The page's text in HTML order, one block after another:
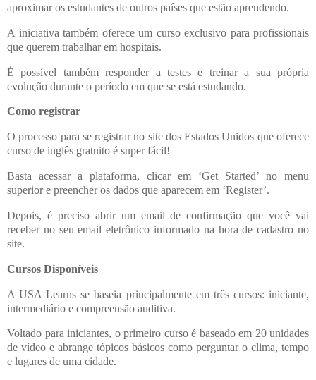
aproximar os estudantes de outros países que estão aprendendo.
A iniciativa também oferece um curso exclusivo para profissionais
que querem trabalhar em hospitais.
É possível também responder a testes e treinar a sua própria
evolução durante o período em que se está estudando.
Como registrar
O processo para se registrar no site dos Estados Unidos que oferece
curso de inglês gratuito é super fácil!
Basta acessar a plataforma, clicar em ‘Get Started’ no menu
superior e preencher os dados que aparecem em ‘Register’.
Depois, é preciso abrir um email de confirmação que você vai
receber no seu email eletrônico informado na hora de cadastro no
site.
Cursos Disponíveis
A USA Learns se baseia principalmente em três cursos: iniciante,
intermediário e compreensão auditiva.
Voltado para iniciantes, o primeiro curso é baseado em 20 unidades
de vídeo e abrange tópicos básicos como perguntar o clima, tempo
e lugares de uma cidade.